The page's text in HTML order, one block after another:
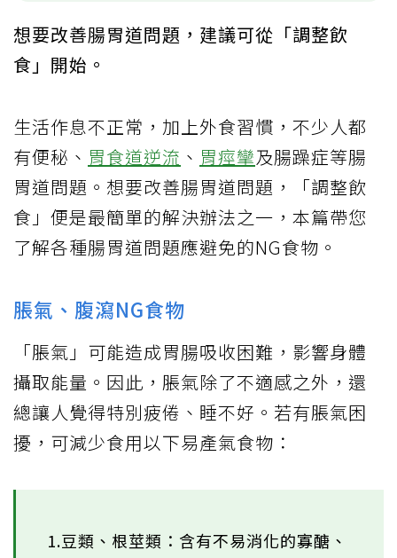
想要改善腸胃道問題，建議可從「調整飲
食」開始。
生活作息不正常，加上外食習慣，不少人都
有便秘、 胃食道逆流 、 胃痙攣及腸躁症等腸
胃道問題。想要改善腸胃道問題，「調整飲
食」便是最簡單的解決辦法之一，本篇帶您
了解各種腸胃道問題應避免的NG食物。
脹氣、腹瀉NG食物
「脹氣」可能造成胃腸吸收困難，影響身體
攝取能量。因此，脹氣除了不適感之外，還
總讓人覺得特別疲倦、睡不好。若有脹氣困
擾，可減少食用以下易產氣食物：
1.豆類、根莖類：含有不易消化的寡醣、